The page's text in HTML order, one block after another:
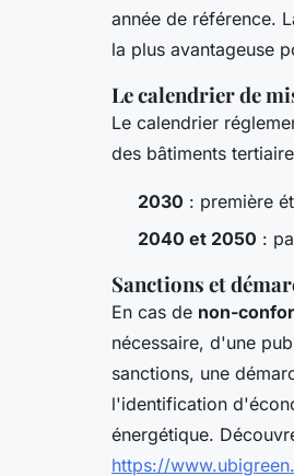
année de référence.
la plus avantageuse
Le calendrier de
Le calendrier
des bâtiments
2030 : première
2040 et 2050 :
Sanctions et
En cas de non-
nécessaire, d'une
sanctions, une
l'identification
énergétique.
https://